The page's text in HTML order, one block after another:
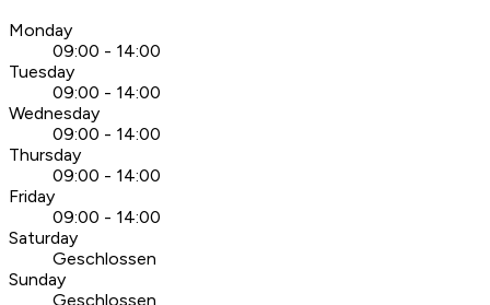
Monday
09:00 - 14:00
Tuesday
09:00 - 14:00
Wednesday
09:00 - 14:00
Thursday
09:00 - 14:00
Friday
09:00 - 14:00
Saturday
Geschlossen
Sunday
Geschlossen